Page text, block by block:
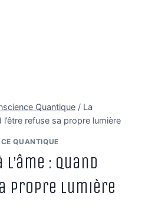
Quantique / La
l’être refuse sa propre lumière
QUANTIQUE
: quand
propre lumière